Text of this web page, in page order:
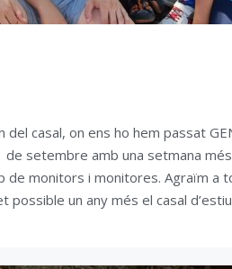
casal, on ens ho hem passat
de setembre amb una setmana
de monitors i monitores. Agraïm a
un any més el casal